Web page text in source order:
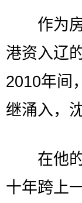
作为房
港资入辽
2010年间
继涌入，
在他的
十年跨上